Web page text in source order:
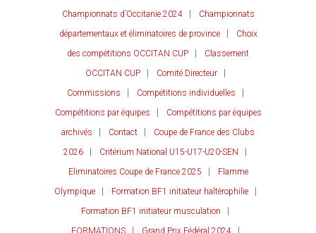
Championnats d’Occitanie 2024
Championnats
départementaux et éliminatoires de province
Choix
des compétitions OCCITAN CUP
Classement
OCCITAN CUP
Comité Directeur
Commissions
Compétitions individuelles
Compétitions par équipes
Compétitions par équipes
archivés
Contact
Coupe de France des Clubs
2026
Critérium National U15-U17-U20-SEN
Eliminatoires Coupe de France 2025
Flamme
Olympique
Formation BF1 initiateur haltérophilie
Formation BF1 initiateur musculation
FORMATIONS
Grand Prix Fédéral 2024